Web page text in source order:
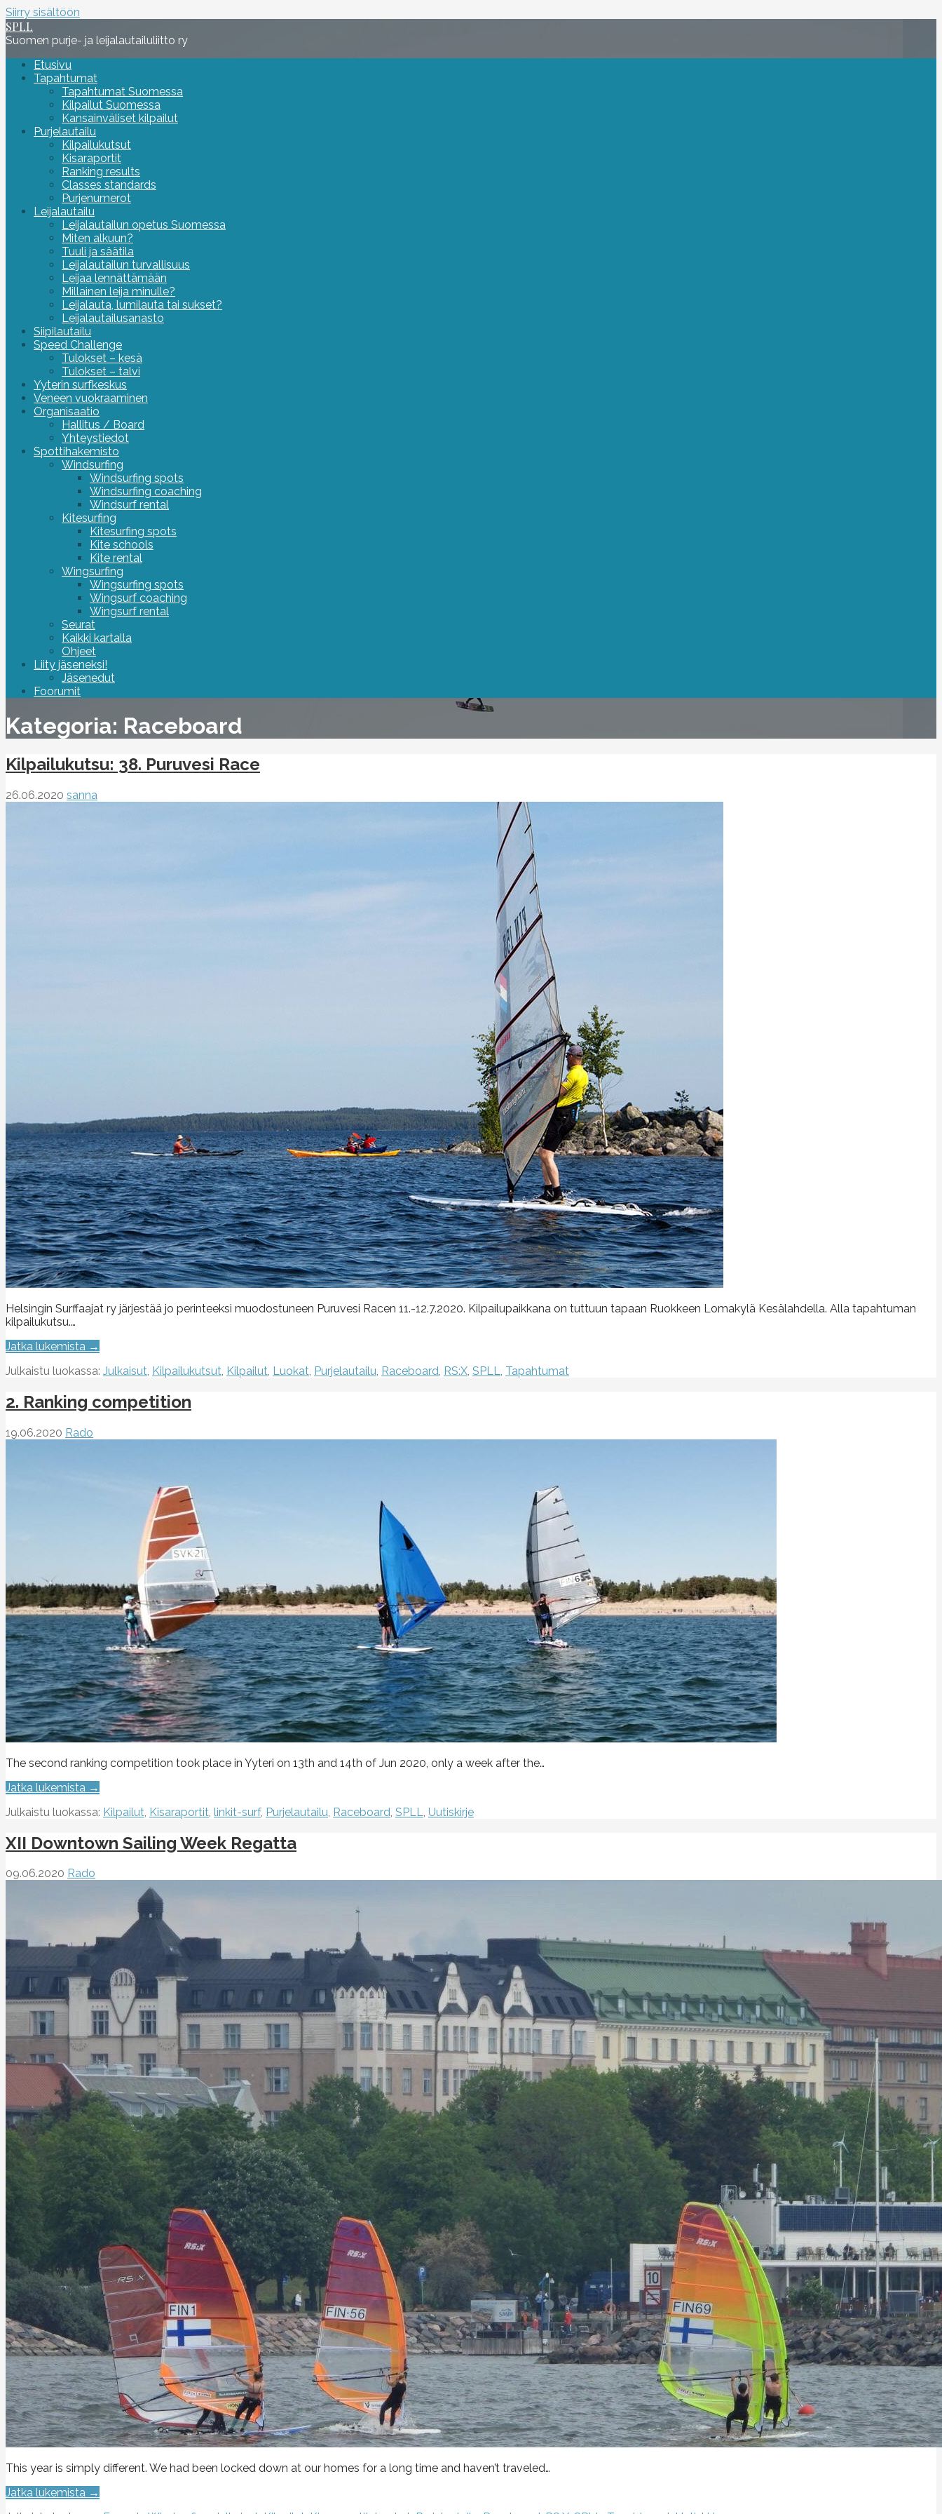
Siirry sisältöön
SPLL
Suomen purje- ja leijalautailuliitto ry
Etusivu
Tapahtumat
Tapahtumat Suomessa
Kilpailut Suomessa
Kansainväliset kilpailut
Purjelautailu
Kilpailukutsut
Kisaraportit
Ranking results
Classes standards
Purjenumerot
Leijalautailu
Leijalautailun opetus Suomessa
Miten alkuun?
Tuuli ja säätila
Leijalautailun turvallisuus
Leijaa lennättämään
Millainen leija minulle?
Leijalauta, lumilauta tai sukset?
Leijalautailusanasto
Siipilautailu
Speed Challenge
Tulokset – kesä
Tulokset – talvi
Yyterin surfkeskus
Veneen vuokraaminen
Organisaatio
Hallitus / Board
Yhteystiedot
Spottihakemisto
Windsurfing
Windsurfing spots
Windsurfing coaching
Windsurf rental
Kitesurfing
Kitesurfing spots
Kite schools
Kite rental
Wingsurfing
Wingsurfing spots
Wingsurf coaching
Wingsurf rental
Seurat
Kaikki kartalla
Ohjeet
Liity jäseneksi!
Jäsenedut
Foorumit
Kategoria: Raceboard
Kilpailukutsu: 38. Puruvesi Race
26.06.2020 sanna
Helsingin Surffaajat ry järjestää jo perinteeksi muodostuneen Puruvesi Racen 11.-12.7.2020. Kilpailupaikkana on tuttuun tapaan Ruokkeen Lomakylä Kesälahdella. Alla tapahtuman
kilpailukutsu.…
Jatka lukemista →
Julkaistu luokassa: Julkaisut Kilpailukutsut Kilpailut Luokat Purjelautailu Raceboard RS:X SPLL Tapahtumat
2. Ranking competition
19.06.2020 Rado
The second ranking competition took place in Yyteri on 13th and 14th of Jun 2020, only a week after the…
Jatka lukemista →
Julkaistu luokassa: Kilpailut Kisaraportit linkit-surf, Purjelautailu Raceboard SPLL Uutiskirje
XII Downtown Sailing Week Regatta
09.06.2020 Rado
This year is simply different. We had been locked down at our homes for a long time and haven’t traveled…
Jatka lukemista →